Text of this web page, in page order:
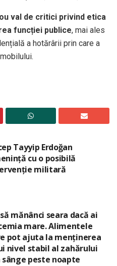
val de critici privind etica
funcției publice, mai ales
a hotărârii prin care a
Tayyip Erdoğan
cu o posibilă
militară
mănânci seara dacă ai
mare. Alimentele
pot ajuta la menținerea
nivel stabil al zahărului
sânge peste noapte